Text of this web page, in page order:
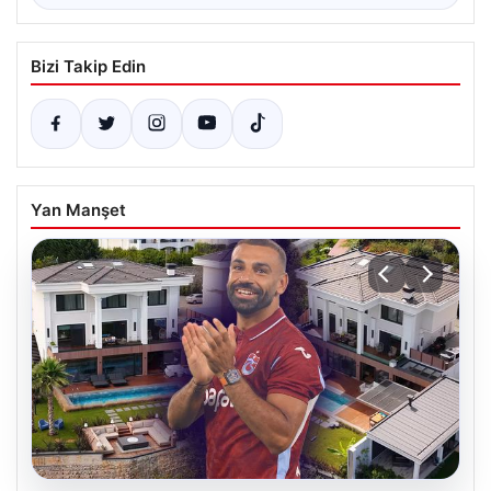
Bizi Takip Edin
Yan Manşet